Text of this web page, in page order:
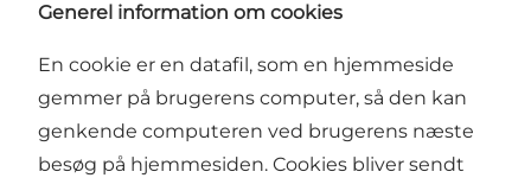
Generel information om cookies
En cookie er en datafil, som en hjemmeside
gemmer på brugerens computer, så den kan
genkende computeren ved brugerens næste
besøg på hjemmesiden. Cookies bliver sendt